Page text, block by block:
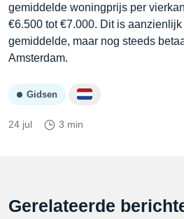
gemiddelde woningprijs per
€6.500 tot €7.000. Dit is
gemiddelde, maar nog steeds
Amsterdam.
Gidsen
24 jul 3 min
Gerelateerde